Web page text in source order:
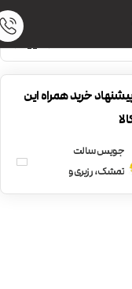
خرید همراه این
جویس سالت
تمشک، رزبری و
لیموناد I Love Salt